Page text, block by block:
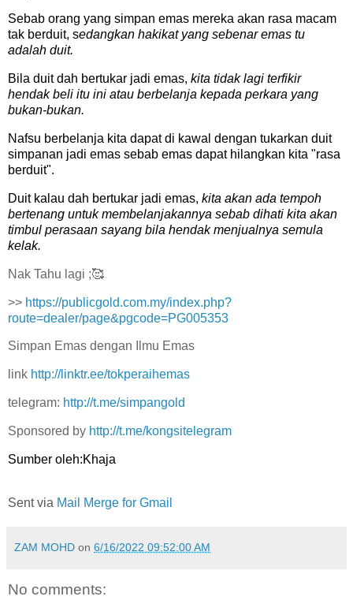
Sebab orang yang simpan emas mereka akan rasa macam
tak berduit, sedangkan hakikat yang sebenar emas tu
adalah duit.
Bila duit dah bertukar jadi emas, kita tidak lagi terfikir
hendak beli itu ini atau berbelanja kepada perkara yang
bukan-bukan.
Nafsu berbelanja kita dapat di kawal dengan tukarkan duit
simpanan jadi emas sebab emas dapat hilangkan kita "rasa
berduit".
Duit kalau dah bertukar jadi emas, kita akan ada tempoh
bertenang untuk membelanjakannya sebab dihati kita akan
timbul perasaan sayang bila hendak menjualnya semula
kelak.
Nak Tahu lagi ;🥰
>> https://publicgold.com.my/index.php?
route=dealer/page&pgcode=PG005353
Simpan Emas dengan Ilmu Emas
link http://linktr.ee/tokperaihemas
telegram: http://t.me/simpangold
Sponsored by http://t.me/kongsitelegram
Sumber oleh:Khaja
Sent via Mail Merge for Gmail
ZAM MOHD on 6/16/2022 09:52:00 AM
No comments: